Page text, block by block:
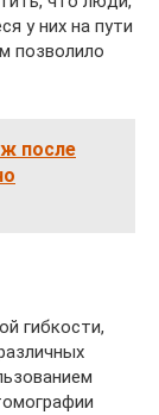
у них на пути
позволило
после
гибкости,